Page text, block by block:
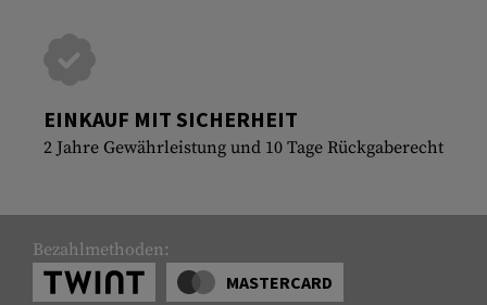
EINKAUF MIT SICHERHEIT
2 Jahre Gewährleistung und 10 Tage Rückgaberecht
Bezahlmethoden:
MASTERCARD